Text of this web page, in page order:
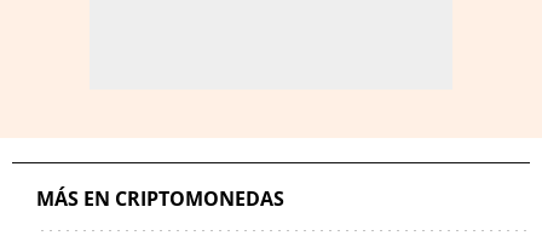
MÁS EN CRIPTOMONEDAS